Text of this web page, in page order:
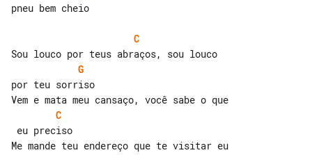
pneu bem cheio
C
G
por teu sorriso
C